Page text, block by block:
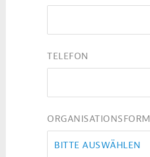
TELEFON
ORGANISATIONSFORM
BITTE AUSWÄHLEN